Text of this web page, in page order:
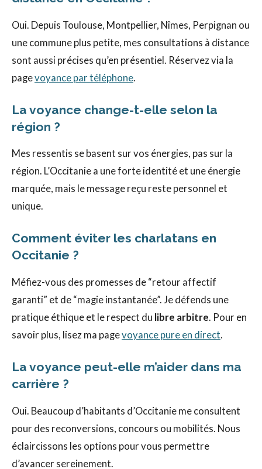
Oui. Depuis Toulouse, Montpellier, Nîmes, Perpignan ou
une commune plus petite, mes consultations à distance
sont aussi précises qu’en présentiel. Réservez via la
pagevoyance par téléphone.
La voyance change-t-elle selon la
région ?
Mes ressentis se basent sur vos énergies, pas sur la
région. L’Occitanie a une forte identité et une énergie
marquée, mais le message reçu reste personnel et
unique.
Comment éviter les charlatans en
Occitanie ?
Méfiez-vous des promesses de “retour affectif
garanti” et de “magie instantanée”. Je défends une
pratique éthique et le respect du libre arbitre. Pour en
savoir plus, lisez ma pagevoyance pure en direct.
La voyance peut-elle m’aider dans ma
carrière ?
Oui. Beaucoup d’habitants d’Occitanie me consultent
pour des reconversions, concours ou mobilités. Nous
éclaircissons les options pour vous permettre
d’avancer sereinement.